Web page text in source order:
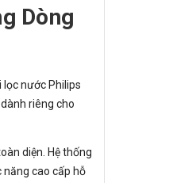
Dòng
lọc nước Philips
riêng cho
diện. Hệ thống
năng cao cấp hỗ